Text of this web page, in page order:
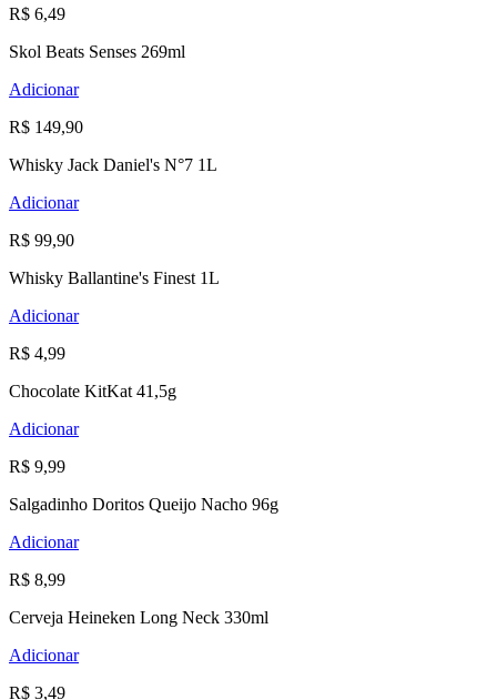
R$ 6,49
Skol Beats Senses 269ml
Adicionar
R$ 149,90
Whisky Jack Daniel's N°7 1L
Adicionar
R$ 99,90
Whisky Ballantine's Finest 1L
Adicionar
R$ 4,99
Chocolate KitKat 41,5g
Adicionar
R$ 9,99
Salgadinho Doritos Queijo Nacho 96g
Adicionar
R$ 8,99
Cerveja Heineken Long Neck 330ml
Adicionar
R$ 3,49